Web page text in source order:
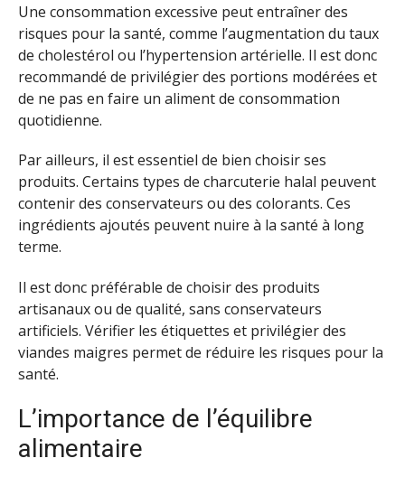
Une consommation excessive peut entraîner des
risques pour la santé, comme l’augmentation du taux
de cholestérol ou l’hypertension artérielle. Il est donc
recommandé de privilégier des portions modérées et
de ne pas en faire un aliment de consommation
quotidienne.
Par ailleurs, il est essentiel de bien choisir ses
produits. Certains types de charcuterie halal peuvent
contenir des conservateurs ou des colorants. Ces
ingrédients ajoutés peuvent nuire à la santé à long
terme.
Il est donc préférable de choisir des produits
artisanaux ou de qualité, sans conservateurs
artificiels. Vérifier les étiquettes et privilégier des
viandes maigres permet de réduire les risques pour la
santé.
L’importance de l’équilibre
alimentaire